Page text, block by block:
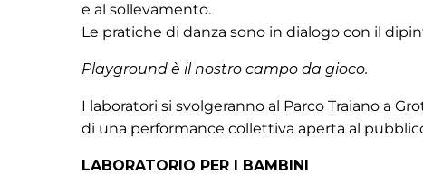
e al sollevamento.
Le pratiche di danza sono in dialogo con il
Playground è il nostro campo da gioco.
I laboratori si svolgeranno al Parco Traiano a
di una performance collettiva aperta al
LABORATORIO PER I BAMBINI